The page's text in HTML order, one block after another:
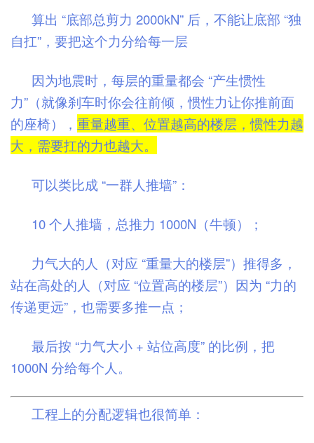
算出 “底部总剪力 2000kN” 后，不能让底部 “独
自扛”，要把这个力分给每一层
因为地震时，每层的重量都会 “产生惯性
力”（就像刹车时你会往前倾，惯性力让你推前面
的座椅）， 重量越重、位置越高的楼层，惯性力越
大，需要扛的力也越大。
可以类比成 “一群人推墙”：
10 个人推墙，总推力 1000N（牛顿）；
力气大的人（对应 “重量大的楼层”）推得多，
站在高处的人（对应 “位置高的楼层”）因为 “力的
传递更远”，也需要多推一点；
最后按 “力气大小 + 站位高度” 的比例，把
1000N 分给每个人。
工程上的分配逻辑也很简单：